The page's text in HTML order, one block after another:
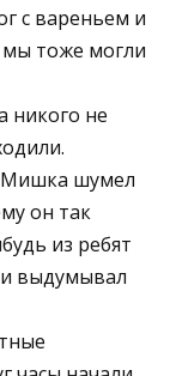
с вареньем и
мы тоже могли
никого не
Мишка шумел
он так
из ребят
и выдумывал